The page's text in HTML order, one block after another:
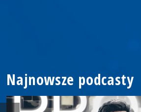
Najnowsze podcasty